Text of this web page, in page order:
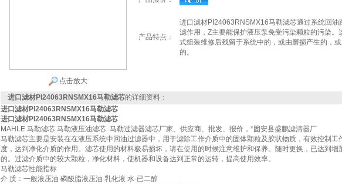
点击放大
产品特点：
进口滤材PI24063RNSMX16马勒滤芯通过系统回油
滤作用，Z主要能保护液压泵免受污染颗粒的污染。
式组装维修后残留于系统中的，或由磨损产生的，
的。
进口滤材PI24063RNSMX16马勒滤芯的详细资料：
进口滤材PI24063RNSMX16马勒滤芯
进口滤材PI24063RNSMX16马勒滤芯
MAHLE 马勒滤芯 马勒液压油滤芯 马勒过滤器滤芯厂家、供应商、批发、报价，*固安县盛鹏滤清器厂
马勒滤芯主要是安装在在液压系统中回油过滤器中，用于滤除工作介质中的固体颗粒及胶状物质，有效控制工
度，达到净化介质的作用。滤芯使用的材料极易损坏，请在使用的时候注意维护和保养。随时更换，已达到增
的。过滤介质中的较大颗粒，净化材料，使机器和设备达到正常的运转，提高使用效率。
马勒滤芯性能指标
介 质：一般液压油 磷酸脂液压油 乳化液 水-已二醇